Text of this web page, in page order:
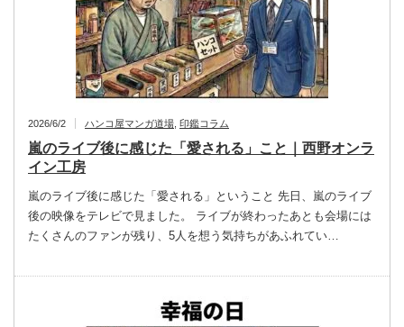
2026/6/2 ハンコ屋マンガ道場 印鑑コラム
嵐のライブ後に感じた「愛される」こと｜西野オンラ
イン工房
嵐のライブ後に感じた「愛される」ということ 先日、嵐のライブ
後の映像をテレビで見ました。 ライブが終わったあとも会場には
たくさんのファンが残り、5人を想う気持ちがあふれてい…